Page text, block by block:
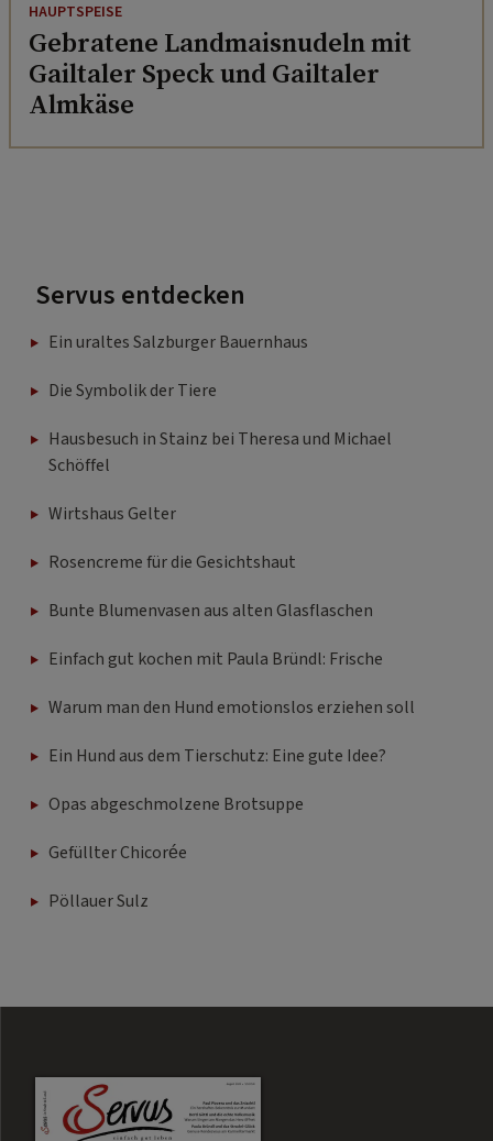
HAUPTSPEISE
Gebratene Landmaisnudeln mit
Gailtaler Speck und Gailtaler
Almkäse
Servus entdecken
Ein uraltes Salzburger Bauernhaus
Die Symbolik der Tiere
Hausbesuch in Stainz bei Theresa und Michael
Schöffel
Wirtshaus Gelter
Rosencreme für die Gesichtshaut
Bunte Blumenvasen aus alten Glasflaschen
Einfach gut kochen mit Paula Bründl: Frische
Warum man den Hund emotionslos erziehen soll
Ein Hund aus dem Tierschutz: Eine gute Idee?
Opas abgeschmolzene Brotsuppe
Gefüllter Chicorée
Pöllauer Sulz